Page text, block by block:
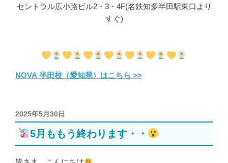
セントラル広小路ビル2・3・4F(名鉄知多半田駅東口より
すぐ)
NOVA 半田校（愛知県）はこちら >>
投
稿
日:
2025年5月30日
5月ももう終わります・・